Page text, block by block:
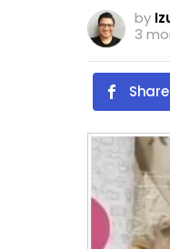
by
3
Share